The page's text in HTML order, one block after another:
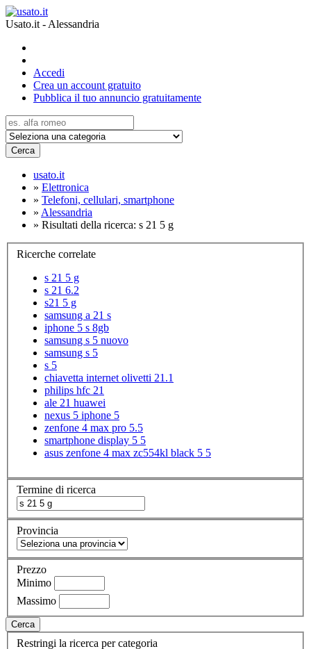
Usato.it - Alessandria
Accedi
Crea un account gratuito
Pubblica il tuo annuncio gratuitamente
Cerca
usato.it
» Elettronica
» Telefoni, cellulari, smartphone
» Alessandria
» Risultati della ricerca: s 21 5 g
Ricerche correlate
s 21 5 g
s 21 6.2
s21 5 g
samsung a 21 s
iphone 5 s 8gb
samsung s 5 nuovo
samsung s 5
s 5
chiavetta internet olivetti 21.1
philips hfc 21
ale 21 huawei
nexus 5 iphone 5
zenfone 4 max pro 5.5
smartphone display 5 5
asus zenfone 4 max zc554kl black 5 5
Termine di ricerca
Provincia
Prezzo
Minimo
Massimo
Cerca
Restringi la ricerca per categoria